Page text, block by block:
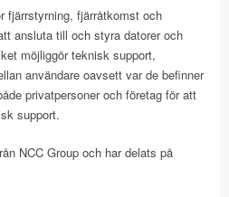
fjärrstyrning, fjärråtkomst och
ansluta till och styra datorer och
möjliggör teknisk support,
användare oavsett var de befinner
privatpersoner och företag för att
support.
NCC Group och har delats på